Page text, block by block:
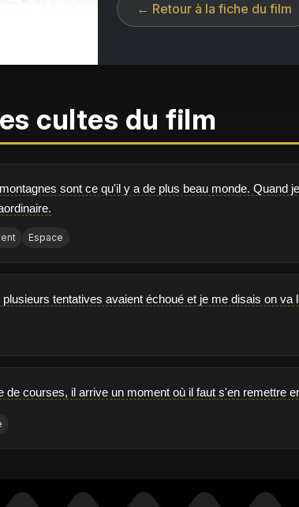
← Retour à la fiche du film
cultes du film
sont ce qu'il y a de plus beau monde. Quand
Espace
tentatives avaient échoué et je me disais on va
de courses, il arrive un moment où il faut s'en remettre